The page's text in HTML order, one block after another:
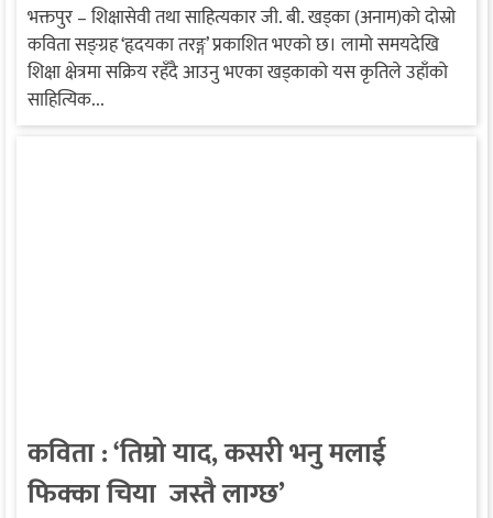
भक्तपुर – शिक्षासेवी तथा साहित्यकार जी. बी. खड्का (अनाम)को दोस्रो
कविता सङ्ग्रह ‘हृदयका तरङ्ग’ प्रकाशित भएको छ। लामो समयदेखि
शिक्षा क्षेत्रमा सक्रिय रहँदै आउनु भएका खड्काको यस कृतिले उहाँको
साहित्यिक...
कविता : ‘तिम्रो याद, कसरी भनु मलाई
फिक्का चिया जस्तै लाग्छ’